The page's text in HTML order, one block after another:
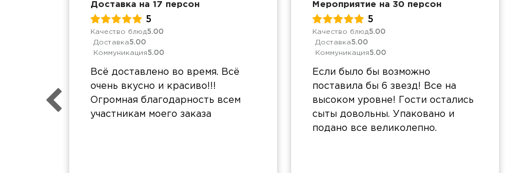
Доставка на 17 персон
5
Качество блюд5.00
Доставка5.00
Коммуникация5.00
Всё доставлено во время. Всё
очень вкусно и красиво!!!
Огромная благодарность всем
участникам моего заказа
Мероприятие на 30 персон
5
Качество блюд5.00
Доставка5.00
Коммуникация5.00
Если было бы возможно
поставила бы 6 звезд! Все на
высоком уровне! Гости остались
сыты довольны. Упаковано и
подано все великолепно.